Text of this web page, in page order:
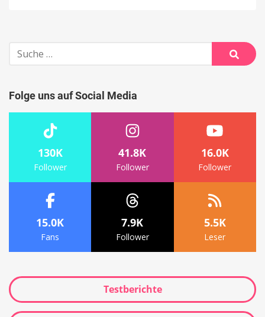
Suche
nach:
Suche
Folge uns auf Social Media
130K
Follower
41.8K
Follower
16.0K
Follower
15.0K
Fans
7.9K
Follower
5.5K
Leser
Testberichte